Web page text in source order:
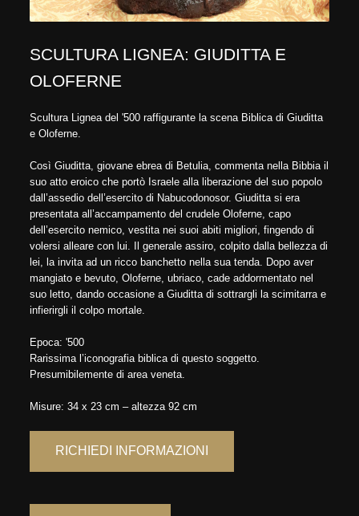
SCULTURA LIGNEA: GIUDITTA E
OLOFERNE
Scultura Lignea del '500 raffigurante la scena Biblica di Giuditta
e Oloferne.
Così Giuditta, giovane ebrea di Betulia, commenta nella Bibbia il
suo atto eroico che portò Israele alla liberazione del suo popolo
dall’assedio dell’esercito di Nabucodonosor. Giuditta si era
presentata all’accampamento del crudele Oloferne, capo
dell’esercito nemico, vestita nei suoi abiti migliori, fingendo di
volersi alleare con lui. Il generale assiro, colpito dalla bellezza di
lei, la invita ad un ricco banchetto nella sua tenda. Dopo aver
mangiato e bevuto, Oloferne, ubriaco, cade addormentato nel
suo letto, dando occasione a Giuditta di sottrargli la scimitarra e
infierirgli il colpo mortale.
Epoca: '500
Rarissima l’iconografia biblica di questo soggetto.
Presumibilemente di area veneta.
Misure: 34 x 23 cm – altezza 92 cm
RICHIEDI INFORMAZIONI